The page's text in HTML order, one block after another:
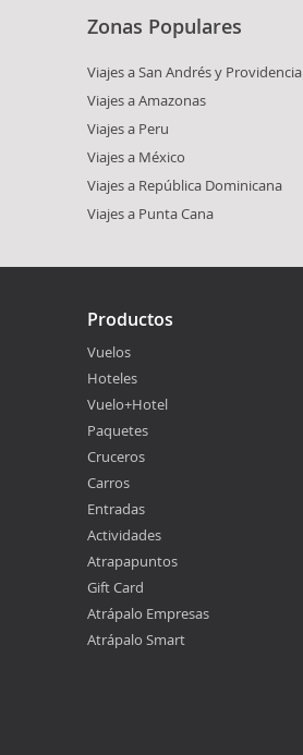
Zonas Populares
Viajes a San Andrés y Providencia
Viajes a Amazonas
Viajes a Peru
Viajes a México
Viajes a República Dominicana
Viajes a Punta Cana
Productos
Vuelos
Hoteles
Vuelo+Hotel
Paquetes
Cruceros
Carros
Entradas
Actividades
Atrapapuntos
Gift Card
Atrápalo Empresas
Atrápalo Smart